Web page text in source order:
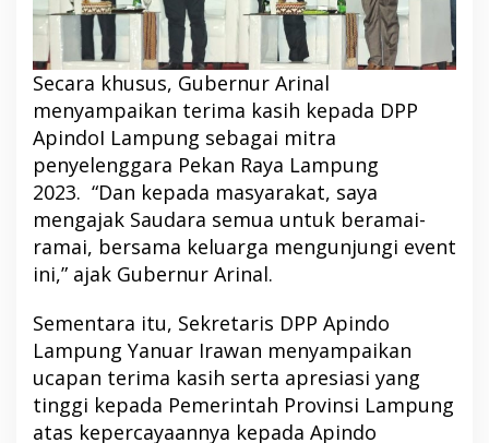
Secara khusus, Gubernur Arinal
menyampaikan terima kasih kepada DPP
ApindoI Lampung sebagai mitra
penyelenggara Pekan Raya Lampung
2023. “Dan kepada masyarakat, saya
mengajak Saudara semua untuk beramai-
ramai, bersama keluarga mengunjungi event
ini,” ajak Gubernur Arinal.
Sementara itu, Sekretaris DPP Apindo
Lampung Yanuar Irawan menyampaikan
ucapan terima kasih serta apresiasi yang
tinggi kepada Pemerintah Provinsi Lampung
atas kepercayaannya kepada Apindo